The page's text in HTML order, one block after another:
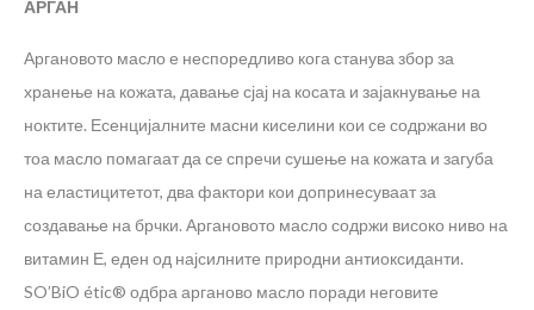
АРГАН
Аргановото масло е неспоредливо кога станува збор за
хранење на кожата, давање сјај на косата и зајакнување на
ноктите. Есенцијалните масни киселини кои се содржани во
тоа масло помагаат да се спречи сушење на кожата и загуба
на еластицитетот, два фактори кои допринесуваат за
создавање на брчки. Аргановото масло содржи високо ниво на
витамин Е, еден од најсилните природни антиоксиданти.
SO’BiO étic® одбра арганово масло поради неговите